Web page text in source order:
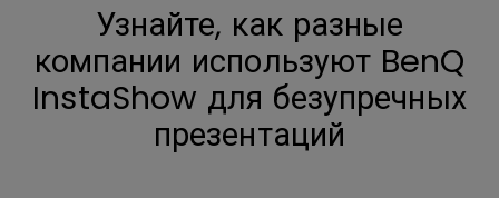
Узнайте, как разные
компании используют BenQ
InstaShow для безупречных
презентаций